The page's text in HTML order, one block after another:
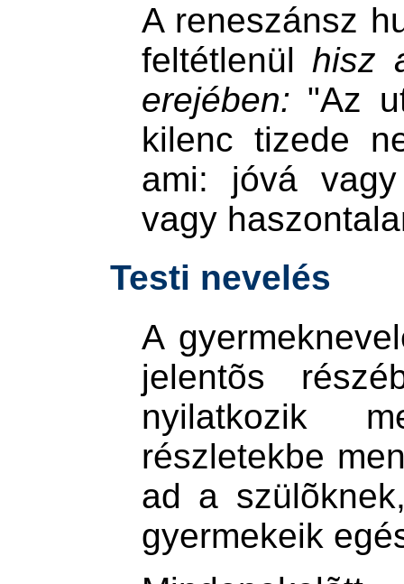
A reneszánsz
feltétlenül hisz
erejében: "Az
kilenc tizede
ami: jóvá
vagy
Testi nevelés
A
jelentõs
nyilatkozik
részletekbe
ad a
gyermekeik